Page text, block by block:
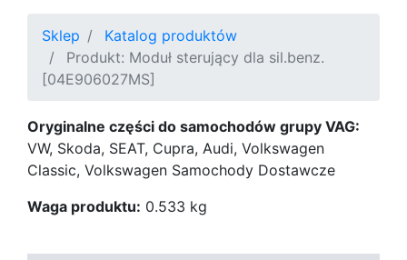
Sklep
Katalog produktów
Produkt: Moduł sterujący dla sil.benz.
[04E906027MS]
Oryginalne części do samochodów grupy VAG:
VW, Skoda, SEAT, Cupra, Audi, Volkswagen
Classic, Volkswagen Samochody Dostawcze
Waga produktu: 0.533 kg